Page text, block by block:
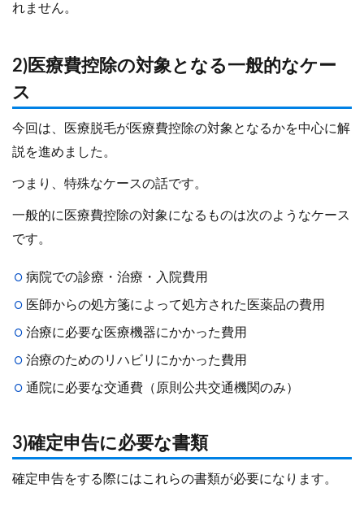
れません。
2)医療費控除の対象となる一般的なケー
ス
今回は、医療脱毛が医療費控除の対象となるかを中心に解
説を進めました。
つまり、特殊なケースの話です。
一般的に医療費控除の対象になるものは次のようなケース
です。
病院での診療・治療・入院費用
医師からの処方箋によって処方された医薬品の費用
治療に必要な医療機器にかかった費用
治療のためのリハビリにかかった費用
通院に必要な交通費（原則公共交通機関のみ）
3)確定申告に必要な書類
確定申告をする際にはこれらの書類が必要になります。